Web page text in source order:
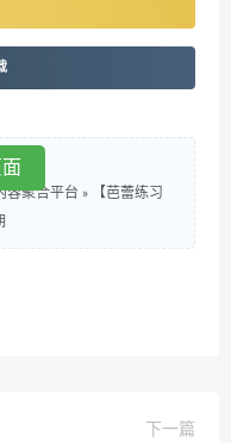
容聚合平台 »
【芭蕾练习
下一篇